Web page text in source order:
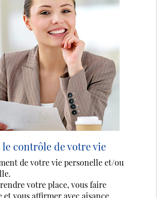
le contrôle de votre vie
de votre vie personelle et/ou
votre place, vous faire
et vous affirmer avec aisance.